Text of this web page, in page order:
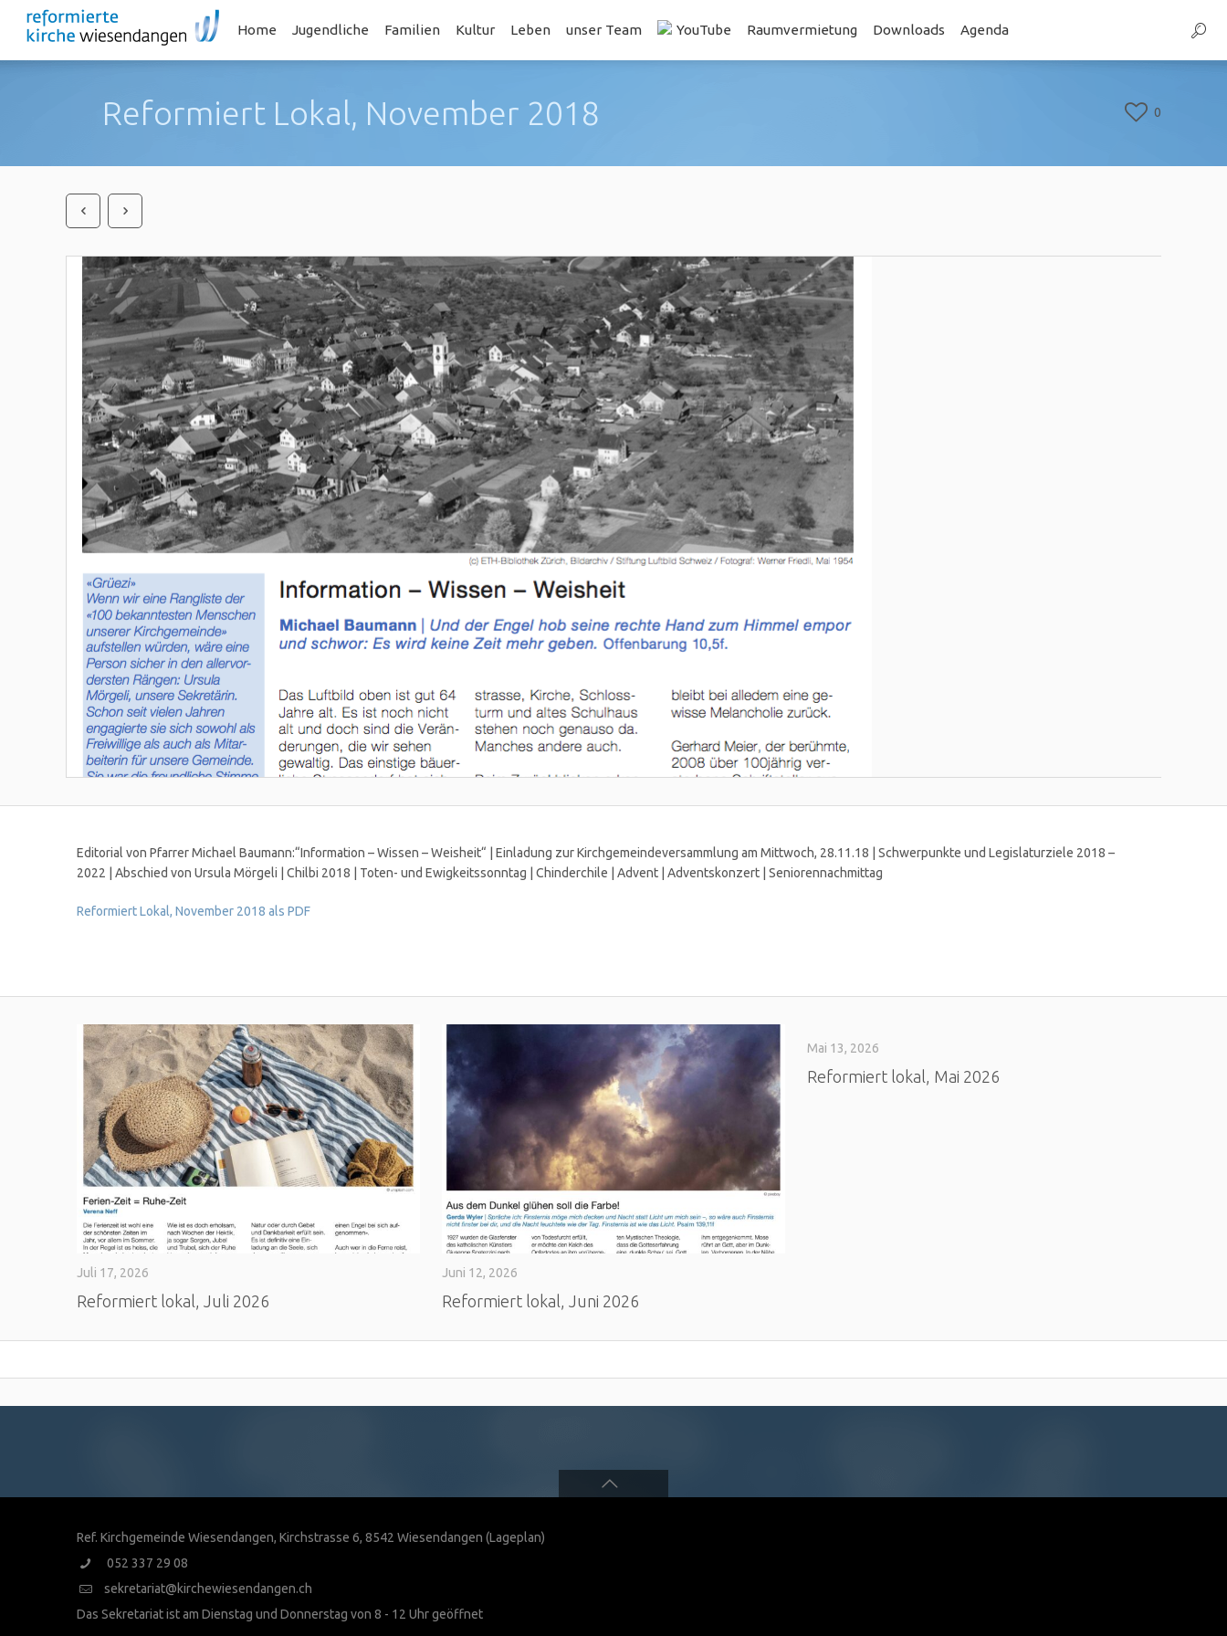
Home Jugendliche Familien Kultur Leben unser Team YouTube Raumvermietung Downloads Agenda
Reformiert Lokal, November 2018 0
Editorial von Pfarrer Michael Baumann:“Information – Wissen – Weisheit“ | Einladung zur Kirchgemeindeversammlung am Mittwoch, 28.11.18 | Schwerpunkte und Legislaturziele 2018 –
2022 | Abschied von Ursula Mörgeli | Chilbi 2018 | Toten- und Ewigkeitssonntag | Chinderchile | Advent | Adventskonzert | Seniorennachmittag
Reformiert Lokal, November 2018 als PDF
Juli 17, 2026
Reformiert lokal, Juli 2026
Juni 12, 2026
Reformiert lokal, Juni 2026
Mai 13, 2026
Reformiert lokal, Mai 2026
Ref. Kirchgemeinde Wiesendangen, Kirchstrasse 6, 8542 Wiesendangen (Lageplan)
052 337 29 08
sekretariat@kirchewiesendangen.ch
Das Sekretariat ist am Dienstag und Donnerstag von 8 - 12 Uhr geöffnet